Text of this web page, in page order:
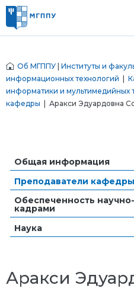
Об МГППУ Институты и
информационных технологий
информатики и мультимедийных
кафедры | Аракси Эдуардовна
Общая информация
Преподаватели кафедры
Обеспеченность
кадрами
Наука
Аракси